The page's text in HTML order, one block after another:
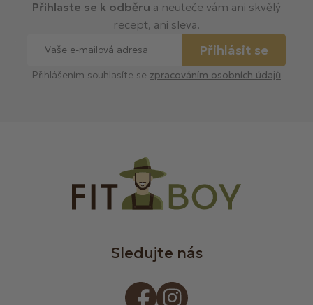
Přihlaste se k odběru a neuteče vám ani skvělý
recept, ani sleva.
Přihlásit se
Přihlášením souhlasíte se zpracováním osobních údajů
Sledujte nás